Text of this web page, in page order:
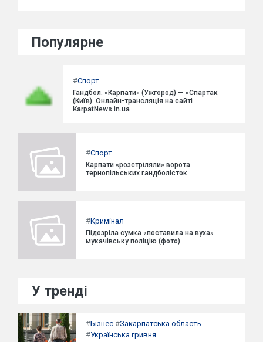
Популярне
#Спорт
Гандбол. «Карпати» (Ужгород) — «Спартак
(Київ). Онлайн-трансляція на сайті
KarpatNews.in.ua
#Спорт
Карпати «розстріляли» ворота
тернопільських гандболісток
#Кримінал
Підозріла сумка «поставила на вуха»
мукачівську поліцію (фото)
У тренді
#Бізнес #Закарпатська область
#Українська гривня